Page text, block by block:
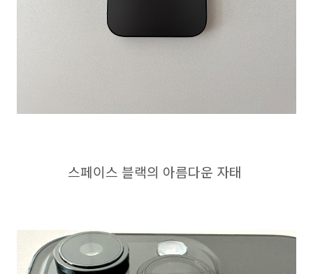
스페이스 블랙의 아름다운 자태